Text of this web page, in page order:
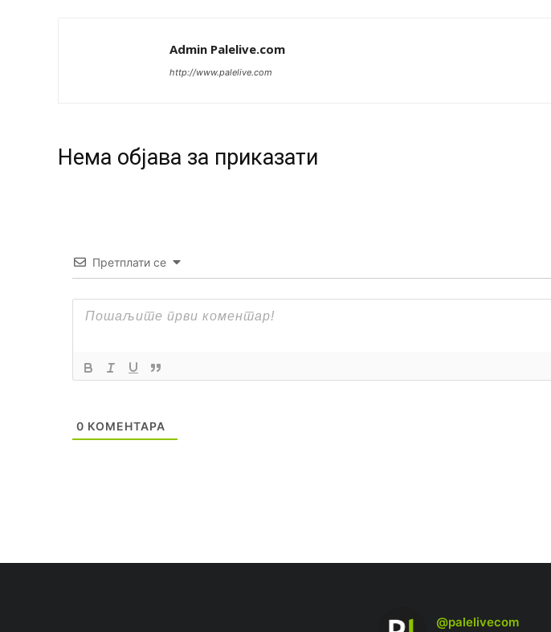
Admin Palelive.com
http://www.palelive.com
Нeма објава за приказати
Претплати се
0 КОМЕНТАРА
@palelivecom